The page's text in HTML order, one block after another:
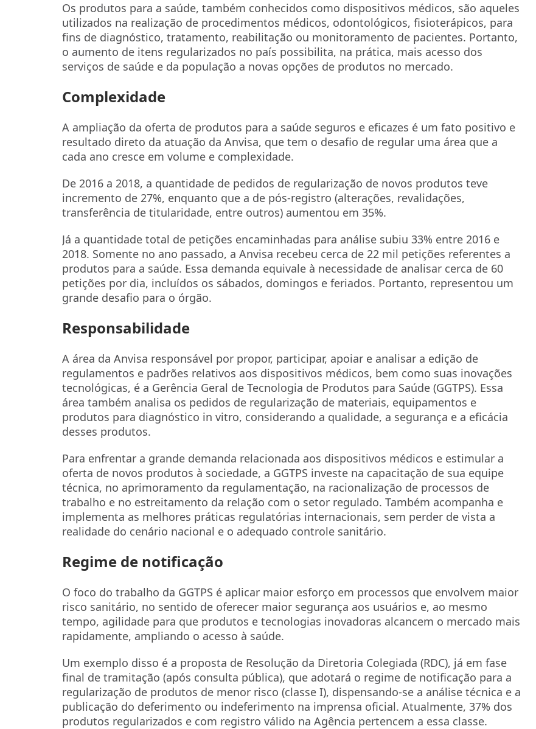
Os produtos para a saúde, também conhecidos como dispositivos médicos, são aqueles
utilizados na realização de procedimentos médicos, odontológicos, fisioterápicos, para
fins de diagnóstico, tratamento, reabilitação ou monitoramento de pacientes. Portanto,
o aumento de itens regularizados no país possibilita, na prática, mais acesso dos
serviços de saúde e da população a novas opções de produtos no mercado.
Complexidade
A ampliação da oferta de produtos para a saúde seguros e eficazes é um fato positivo e
resultado direto da atuação da Anvisa, que tem o desafio de regular uma área que a
cada ano cresce em volume e complexidade.
De 2016 a 2018, a quantidade de pedidos de regularização de novos produtos teve
incremento de 27%, enquanto que a de pós-registro (alterações, revalidações,
transferência de titularidade, entre outros) aumentou em 35%.
Já a quantidade total de petições encaminhadas para análise subiu 33% entre 2016 e
2018. Somente no ano passado, a Anvisa recebeu cerca de 22 mil petições referentes a
produtos para a saúde. Essa demanda equivale à necessidade de analisar cerca de 60
petições por dia, incluídos os sábados, domingos e feriados. Portanto, representou um
grande desafio para o órgão.
Responsabilidade
A área da Anvisa responsável por propor, participar, apoiar e analisar a edição de
regulamentos e padrões relativos aos dispositivos médicos, bem como suas inovações
tecnológicas, é a Gerência Geral de Tecnologia de Produtos para Saúde (GGTPS). Essa
área também analisa os pedidos de regularização de materiais, equipamentos e
produtos para diagnóstico in vitro, considerando a qualidade, a segurança e a eficácia
desses produtos.
Para enfrentar a grande demanda relacionada aos dispositivos médicos e estimular a
oferta de novos produtos à sociedade, a GGTPS investe na capacitação de sua equipe
técnica, no aprimoramento da regulamentação, na racionalização de processos de
trabalho e no estreitamento da relação com o setor regulado. Também acompanha e
implementa as melhores práticas regulatórias internacionais, sem perder de vista a
realidade do cenário nacional e o adequado controle sanitário.
Regime de notificação
O foco do trabalho da GGTPS é aplicar maior esforço em processos que envolvem maior
risco sanitário, no sentido de oferecer maior segurança aos usuários e, ao mesmo
tempo, agilidade para que produtos e tecnologias inovadoras alcancem o mercado mais
rapidamente, ampliando o acesso à saúde.
Um exemplo disso é a proposta de Resolução da Diretoria Colegiada (RDC), já em fase
final de tramitação (após consulta pública), que adotará o regime de notificação para a
regularização de produtos de menor risco (classe I), dispensando-se a análise técnica e a
publicação do deferimento ou indeferimento na imprensa oficial. Atualmente, 37% dos
produtos regularizados e com registro válido na Agência pertencem a essa classe.